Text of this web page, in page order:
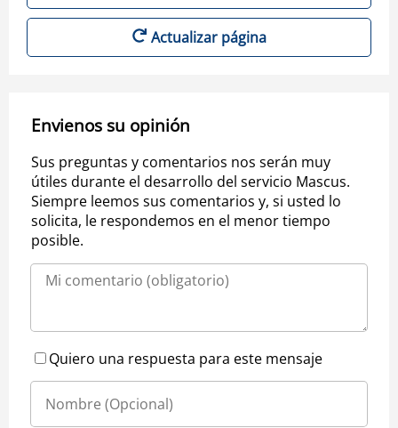
Actualizar página
Envienos su opinión
Sus preguntas y comentarios nos serán muy
útiles durante el desarrollo del servicio Mascus.
Siempre leemos sus comentarios y, si usted lo
solicita, le respondemos en el menor tiempo
posible.
Quiero una respuesta para este mensaje